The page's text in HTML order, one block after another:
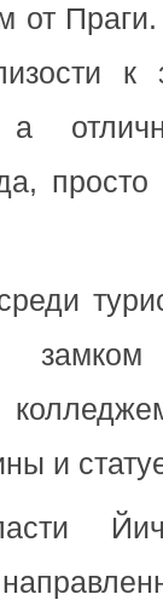
Праги.
к
замком
и